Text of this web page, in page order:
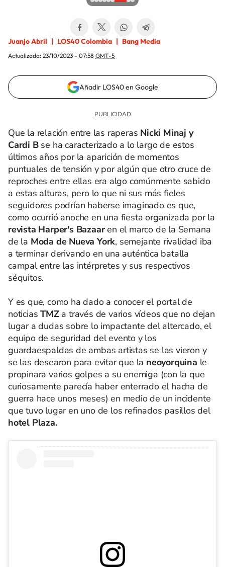
Juanjo Abril LOS40 Colombia Bang Media
Actualizada: 23/10/2023 - 07:58 GMT-5
Añadir LOS40 en Google
Que la relación entre las raperas Nicki Minaj y
Cardi Bse ha caracterizado a lo largo de estos
últimos años por la aparición de momentos
puntuales de tensión y por algún que otro cruce de
reproches entre ellas era algo comúnmente sabido
a estas alturas, pero lo que ni sus más fieles
seguidores podrían haberse imaginado es que,
como ocurrió anoche en una fiesta organizada por la
revista Harper's Bazaaren el marco de la Semana
de la Moda de Nueva York, semejante rivalidad iba
a terminar derivando en una auténtica batalla
campal entre las intérpretes y sus respectivos
séquitos.
Y es que, como ha dado a conocer el portal de
noticiasTMZa través de varios vídeos que no dejan
lugar a dudas sobre lo impactante del altercado, el
equipo de seguridad del evento y los
guardaespaldas de ambas artistas se las vieron y
se las desearon para evitar que la neoyorquina le
propinara varios golpes a su enemiga (con la que
curiosamente parecía haber enterrado el hacha de
guerra hace unos meses) en medio de un incidente
que tuvo lugar en uno de los refinados pasillos del
hotel Plaza.